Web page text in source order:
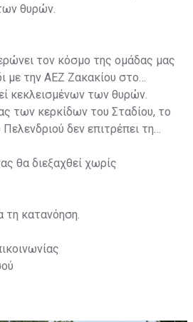
θυρών.
τον κόσμο της ομάδας μας
με την ΑΕΖ Ζακακίου στο
κεκλεισμένων των θυρών.
των κερκίδων του Σταδίου, το
δεν επιτρέπει τη
θα διεξαχθεί χωρίς
τη κατανόηση.